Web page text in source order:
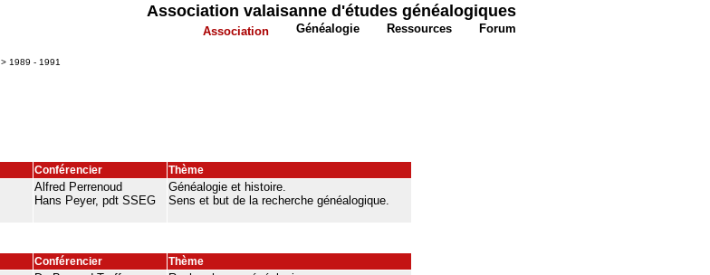
Association valaisanne d'études généalogiques
Association Généalogie Ressources Forum
> 1989 - 1991
Conférencier Thème
Alfred Perrenoud
Hans Peyer, pdt SSEG
Généalogie et histoire.
Sens et but de la recherche généalogique.
Conférencier Thème